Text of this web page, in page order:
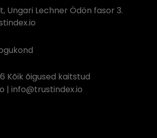
Ungari Lechner Ödön fasor 3.
Kõik õigused kaitstud
| info@trustindex.io